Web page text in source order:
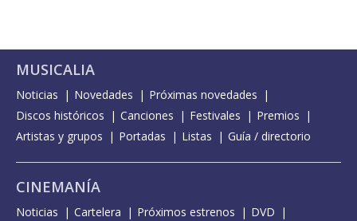
MUSICALIA
Noticias Novedades
Próximas novedades
Discos históricos
Canciones Festivales
Premios
Artistas y grupos
Portadas Listas Guía / directorio
CINEMANÍA
Noticias Cartelera Próximos estrenos
DVD